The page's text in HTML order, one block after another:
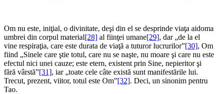
Om nu este, iniţial, o divinitate, deşi din el se desprinde viaţa aidoma
umbrei din corpul material[28] al fiinţei umane[29], dar „de la el
vine respiraţia, care este durata de viaţă a tuturor lucrurilor”[30], Om
fiind „Sinele care ştie totul, care nu se naşte, nu moare şi care nu este
efectul nici unei cauze; este etern, existent prin Sine, nepieritor şi
fără vârstă”[31], iar „toate cele câte există sunt manifestările lui.
Trecut, prezent, viitor, totul este Om”[32]. Deci, un sinonim pentru
Tao.